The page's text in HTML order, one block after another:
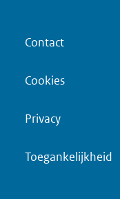
Contact
Cookies
Privacy
Toegankelijkheid